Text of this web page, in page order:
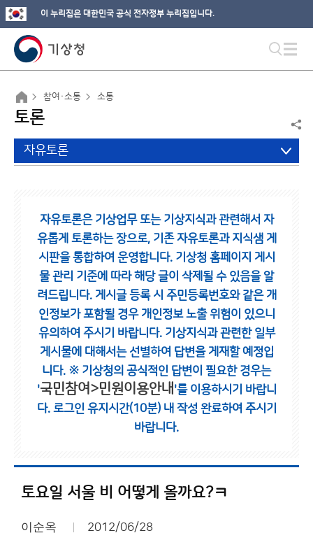
이 누리집은 대한민국 공식 전자정부 누리집입니다.
참여·소통 소통
토론
자유토론
자유토론은 기상업무 또는 기상지식과 관련해서 자
유롭게 토론하는 장으로, 기존 자유토론과 지식샘 게
시판을 통합하여 운영합니다. 기상청 홈페이지 게시
물 관리 기준에 따라 해당 글이 삭제될 수 있음을 알
려드립니다. 게시글 등록 시 주민등록번호와 같은 개
인정보가 포함될 경우 개인정보 노출 위험이 있으니
유의하여 주시기 바랍니다. 기상지식과 관련한 일부
게시물에 대해서는 선별하여 답변을 게재할 예정입
니다. ※ 기상청의 공식적인 답변이 필요한 경우는
'국민참여>민원이용안내 '를 이용하시기 바랍니
다. 로그인 유지시간(10분) 내 작성 완료하여 주시기
바랍니다.
토요일 서울 비 어떻게 올까요?ㅋ
이순옥 2012/06/28